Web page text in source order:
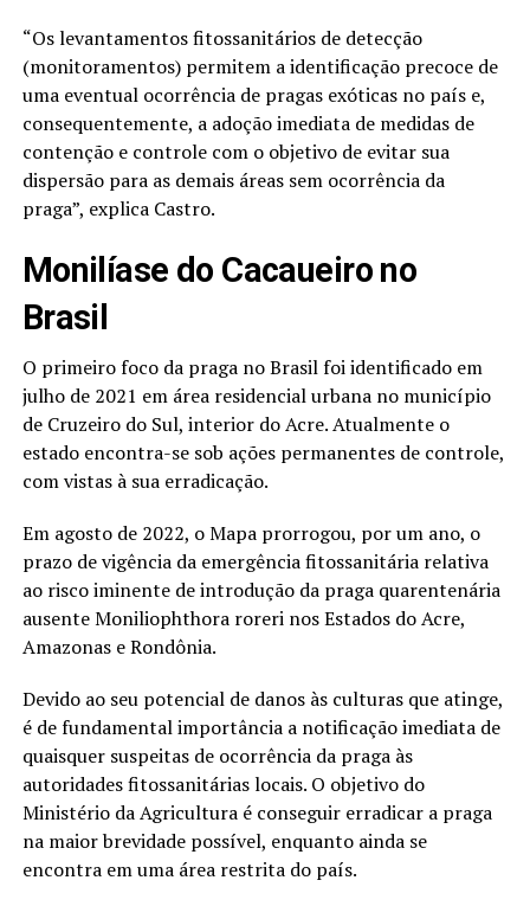
“Os levantamentos fitossanitários de detecção
(monitoramentos) permitem a identificação precoce de
uma eventual ocorrência de pragas exóticas no país e,
consequentemente, a adoção imediata de medidas de
contenção e controle com o objetivo de evitar sua
dispersão para as demais áreas sem ocorrência da
praga”, explica Castro.
Monilíase do Cacaueiro no
Brasil
O primeiro foco da praga no Brasil foi identificado em
julho de 2021 em área residencial urbana no município
de Cruzeiro do Sul, interior do Acre. Atualmente o
estado encontra-se sob ações permanentes de controle,
com vistas à sua erradicação.
Em agosto de 2022, o Mapa prorrogou, por um ano, o
prazo de vigência da emergência fitossanitária relativa
ao risco iminente de introdução da praga quarentenária
ausente Moniliophthora roreri nos Estados do Acre,
Amazonas e Rondônia.
Devido ao seu potencial de danos às culturas que atinge,
é de fundamental importância a notificação imediata de
quaisquer suspeitas de ocorrência da praga às
autoridades fitossanitárias locais. O objetivo do
Ministério da Agricultura é conseguir erradicar a praga
na maior brevidade possível, enquanto ainda se
encontra em uma área restrita do país.